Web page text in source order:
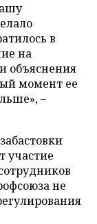
в
на
объяснения
момент ее
–
участие
не